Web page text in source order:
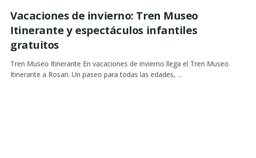
Vacaciones de invierno: Tren Museo
Itinerante y espectáculos infantiles
gratuitos
Tren Museo Itinerante En vacaciones de invierno llega el Tren Museo
Itinerante a Rosari. Un paseo para todas las edades, ...